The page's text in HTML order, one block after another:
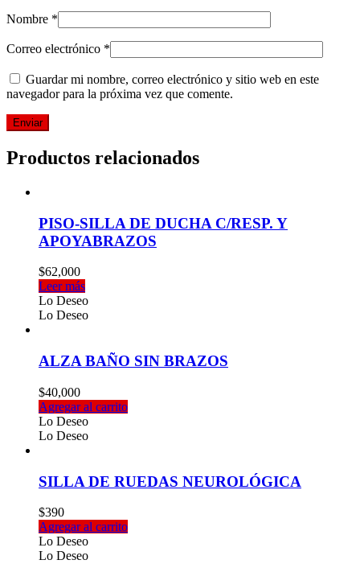
Nombre *
Correo electrónico *
Guardar mi nombre, correo electrónico y sitio web en este
navegador para la próxima vez que comente.
Productos relacionados
PISO-SILLA DE DUCHA C/RESP. Y
APOYABRAZOS
$62,000
Leer más
Lo Deseo
Lo Deseo
ALZA BAÑO SIN BRAZOS
$40,000
Agregar al carrito
Lo Deseo
Lo Deseo
SILLA DE RUEDAS NEUROLÓGICA
$390
Agregar al carrito
Lo Deseo
Lo Deseo